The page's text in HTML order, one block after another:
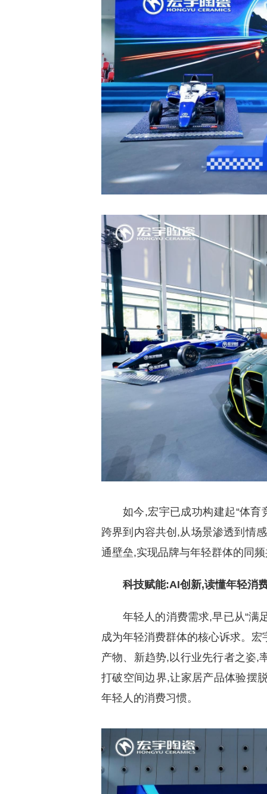
如今,宏宇已成功构建起“体
跨界到内容共创,从场景渗透到情
通壁垒,实现品牌与年轻群体的同
科技赋能:AI创新,读懂年轻消
年轻人的消费需求,早已从“满
成为年轻消费群体的核心诉求。
产物、新趋势,以行业先行者之姿,
打破空间边界,让家居产品体验摆
年轻人的消费习惯。